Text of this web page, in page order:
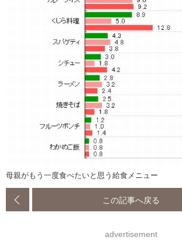
母親がもう一度食べたいと思う給食メニュー
この記事へ戻る
advertisement